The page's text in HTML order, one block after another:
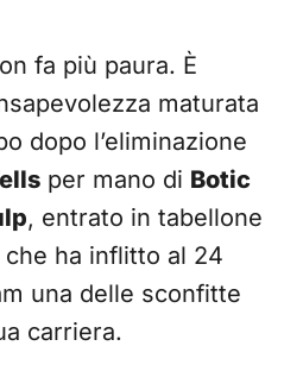
fa più paura. È
maturata
dopo l’eliminazione
per mano di Botic
, entrato in tabellone
ha inflitto al 24
una delle sconfitte
carriera.